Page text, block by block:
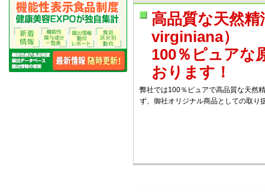
高品質な天然
virginiana）
100％ピュアな
おります！
弊社では100％ピュアで高品質な天然
ず、御社オリジナル商品としての取り